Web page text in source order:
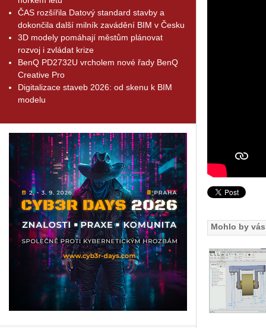
ČAS rozšířila Datový standard stavby a
dokončila další milník zavádění BIM v Česku
3D modely pomáhají městům plánovat
rozvoj i zvládat krize
BenQ PD2732U vrcholem nové řady BenQ
Creative Pro
Digitalizace staveb 2026: od skenu k BIM
modelu
Mohlo by